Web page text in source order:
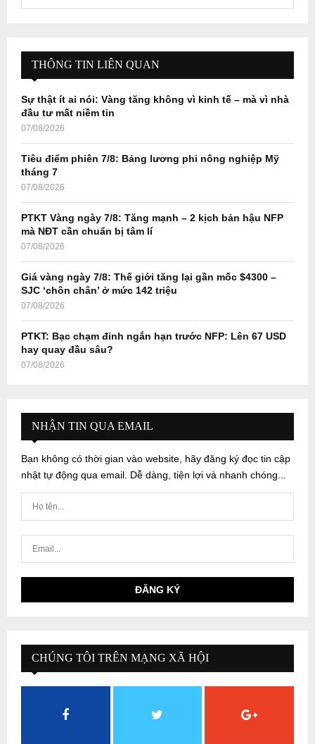
f
r
E
A
H
THÔNG TIN LIÊN QUAN
Sự thật ít ai nói: Vàng tăng không vì kinh tế – mà vì nhà
đầu tư mất niềm tin
07/08/2026
Tiêu điểm phiên 7/8: Bảng lương phi nông nghiệp Mỹ
tháng 7
07/08/2026
PTKT Vàng ngày 7/8: Tăng mạnh – 2 kịch bản hậu NFP
mà NĐT cần chuẩn bị tâm lí
07/08/2026
Giá vàng ngày 7/8: Thế giới tăng lại gần mốc $4300 –
SJC ‘chôn chân’ ở mức 142 triệu
07/08/2026
PTKT: Bạc chạm đỉnh ngắn hạn trước NFP: Lên 67 USD
hay quay đầu sâu?
07/08/2026
NHẬN TIN QUA EMAIL
Bạn không có thời gian vào website, hãy đăng ký đọc tin cập
nhật tự động qua email. Dễ dàng, tiện lợi và nhanh chóng...
CHÚNG TÔI TRÊN MẠNG XÃ HỘI